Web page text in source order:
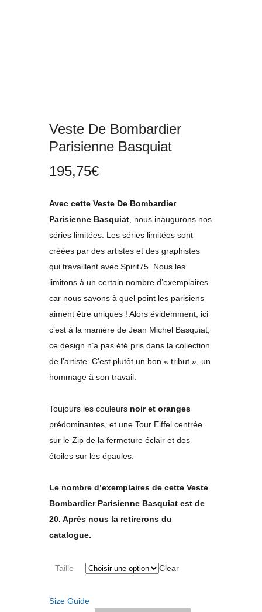
Veste De Bombardier
Parisienne Basquiat
195,75€
Avec cette Veste De Bombardier
Parisienne Basquiat , nous inaugurons nos
séries limitées. Les séries limitées sont
créées par des artistes et des graphistes
qui travaillent avec Spirit75. Nous les
limitons à un certain nombre d’exemplaires
car nous savons à quel point les parisiens
aiment être uniques ! Alors évidemment, ici
c’est à la manière de Jean Michel Basquiat,
ce design n’a pas été pris dans la collection
de l’artiste. C’est plutôt un bon « tribut », un
hommage à son travail.
Toujours les couleurs noir et oranges
prédominantes, et une Tour Eiffel centrée
sur le Zip de la fermeture éclair et des
étoiles sur les épaules.
Le nombre d’exemplaires de cette Veste
Bombardier Parisienne Basquiat est de
20. Après nous la retirerons du
catalogue.
Taille Clear
Size Guide